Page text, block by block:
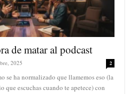
de matar al podcast
2025 2
se ha normalizado que llamemos eso (la
que escuchas cuando te apetece) con